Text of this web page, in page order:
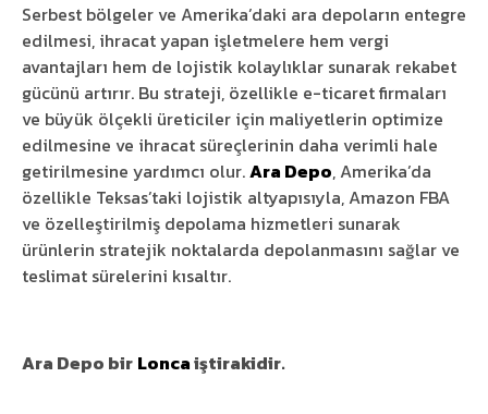
Serbest bölgeler ve Amerika’daki ara depoların entegre
edilmesi, ihracat yapan işletmelere hem vergi
avantajları hem de lojistik kolaylıklar sunarak rekabet
gücünü artırır. Bu strateji, özellikle e-ticaret firmaları
ve büyük ölçekli üreticiler için maliyetlerin optimize
edilmesine ve ihracat süreçlerinin daha verimli hale
getirilmesine yardımcı olur.Ara Depo, Amerika’da
özellikle Teksas’taki lojistik altyapısıyla, Amazon FBA
ve özelleştirilmiş depolama hizmetleri sunarak
ürünlerin stratejik noktalarda depolanmasını sağlar ve
teslimat sürelerini kısaltır.
Ara Depo bir Loncaiştirakidir.